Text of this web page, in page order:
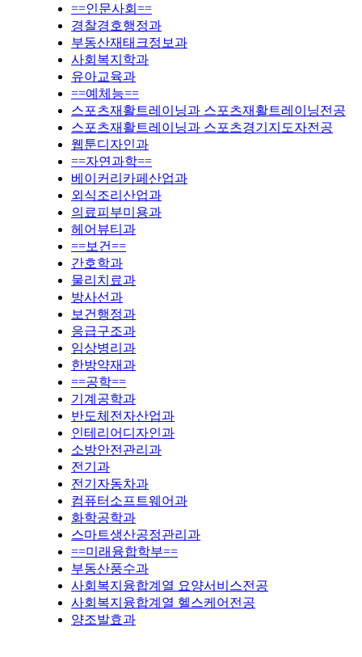
==인문사회==
경찰경호행정과
부동산재태크정보과
사회복지학과
유아교육과
==예체능==
스포츠재활트레이닝과 스포츠재활트레이닝전공
스포츠재활트레이닝과 스포츠경기지도자전공
웹툰디자인과
==자연과학==
베이커리카페산업과
외식조리산업과
의료피부미용과
헤어뷰티과
==보건==
간호학과
물리치료과
방사선과
보건행정과
응급구조과
임상병리과
한방약재과
==공학==
기계공학과
반도체전자산업과
인테리어디자인과
소방안전관리과
전기과
전기자동차과
컴퓨터소프트웨어과
화학공학과
스마트생산공정관리과
==미래융합학부==
부동산풍수과
사회복지융합계열 요양서비스전공
사회복지융합계열 헬스케어전공
양조발효과